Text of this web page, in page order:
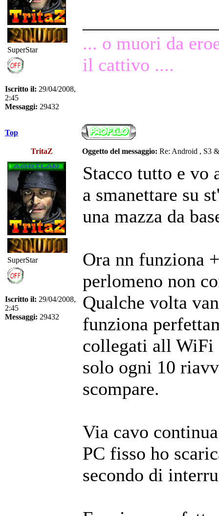
SuperStar
Iscritto il: 29/04/2008,
2:45
Messaggi: 29432
... o muori da
il cattivo ....
Top
TritaZ Oggetto del messaggio: Re: Android , S3
SuperStar
Iscritto il: 29/04/2008,
2:45
Messaggi: 29432
Stacco tutto e vo
a smanettare su
una mazza da
Ora nn funziona
perlomeno non
Qualche volta
funziona
collegati all WiFi
solo ogni 10
scompare.
Via cavo
PC fisso ho
secondo di